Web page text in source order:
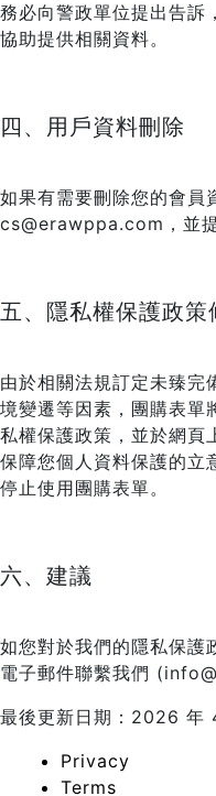
務必向警政單位提出告訴
協助提供相關資料。
四、用戶資料刪除
如果有需要刪除您的會員
cs@erawppa.com，並
五、隱私權保護政策
由於相關法規訂定未臻完
境變遷等因素，團購表單
私權保護政策，並於網頁
保障您個人資料保護的立
停止使用團購表單。
六、建議
如您對於我們的隱私保護
電子郵件聯繫我們
最後更新日期：2026 年
Privacy
Terms